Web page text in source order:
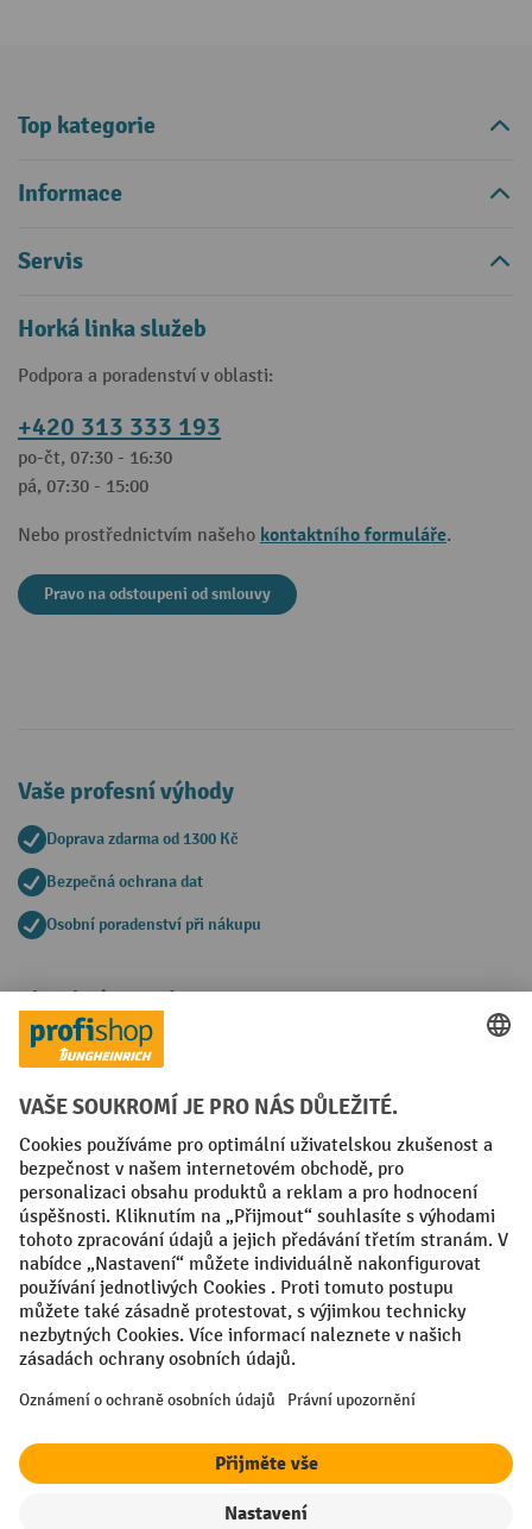
Top kategorie
Informace
Servis
Horká linka služeb
Podpora a poradenství v oblasti:
+420 313 333 193
po-čt, 07:30 - 16:30
pá, 07:30 - 15:00
Nebo prostřednictvím našeho kontaktního formuláře.
Pravo na odstoupeni od smlouvy
Vaše profesní výhody
Doprava zdarma od 1300 Kč
Bezpečná ochrana dat
Osobní poradenství při nákupu
Platební metody
Faktura
Sociální sítě
Facebook
YouTube
LinkedIn
VODP Otisk
Prohlášení o ochraně osobních údajů
Nastavení ochrany osobních údajů
All prices excl. VAT plus shipping costs and possible delivery charges,
if not stated otherwise.